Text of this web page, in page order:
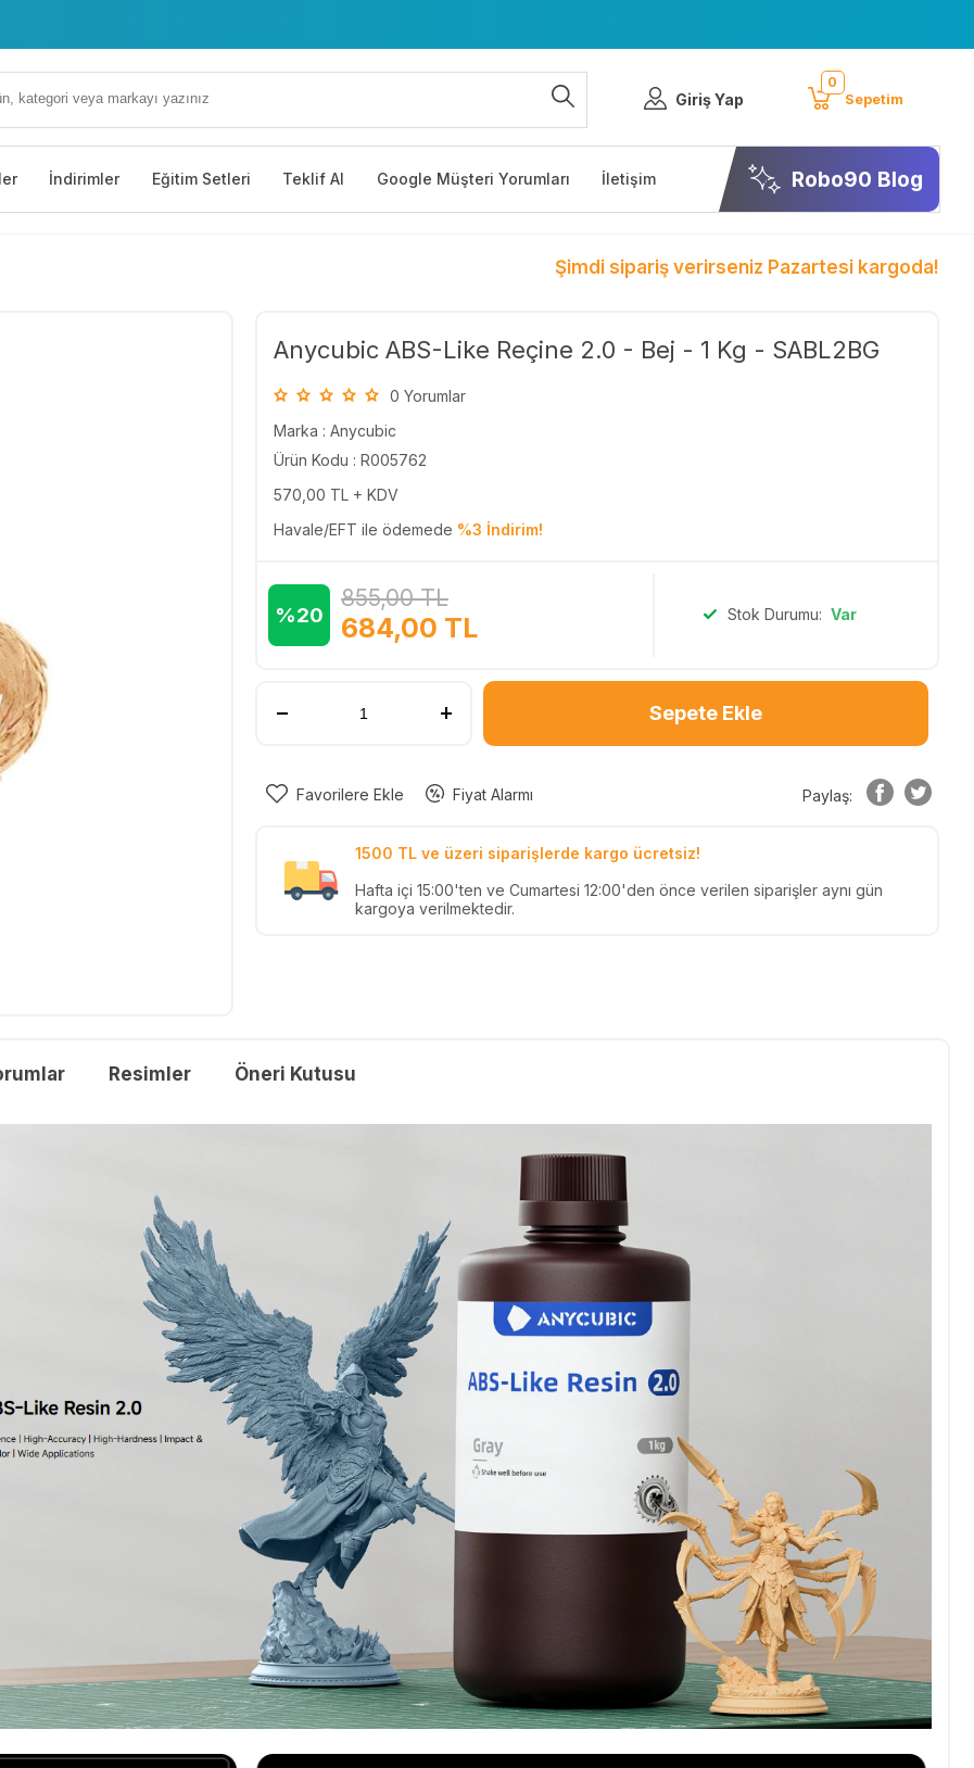
Cd. No: 35 Yenimahalle/Ankara
Giriş Yap
0
Sepetim
İndirimler Eğitim Setleri Teklif Al Google Müşteri Yorumları İletişim Robo90 Blog
Şimdi sipariş verirseniz Pazartesi kargoda!
Anycubic ABS-Like Reçine 2.0 - Bej - 1 Kg - SABL2BG
0 Yorumlar
Marka : Anycubic
Ürün Kodu : R005762
570,00 TL + KDV
Havale/EFT ile ödemede %3 İndirim!
%20 684,00 TL
855,00TL
Stok Durumu:Var
Sepete Ekle
Favorilere Ekle Fiyat Alarmı Paylaş:
1500 TL ve üzeri siparişlerde kargo ücretsiz!
Hafta içi 15:00'ten ve Cumartesi 12:00'den önce verilen siparişler aynı gün
kargoya verilmektedir.
Resimler Öneri Kutusu